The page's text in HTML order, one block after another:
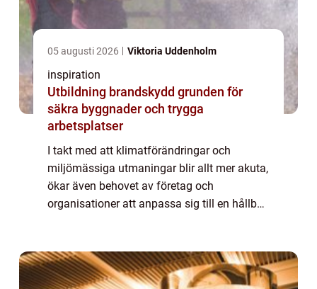
05 augusti 2026 Viktoria Uddenholm
inspiration
Utbildning brandskydd grunden för
säkra byggnader och trygga
arbetsplatser
I takt med att klimatförändringar och
miljömässiga utmaningar blir allt mer akuta,
ökar även behovet av företag och
organisationer att anpassa sig till en hållbar